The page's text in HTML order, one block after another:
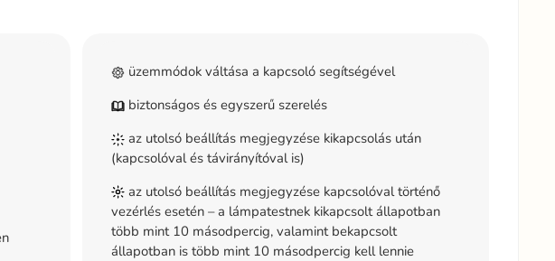
üzemmódok váltása a kapcsoló segítségével
biztonságos és egyszerű szerelés
az utolsó beállítás megjegyzése kikapcsolás után
(kapcsolóval és távirányítóval is)
az utolsó beállítás megjegyzése kapcsolóval történő
vezérlés esetén – a lámpatestnek kikapcsolt állapotban
több mint 10 másodpercig, valamint bekapcsolt
állapotban is több mint 10 másodpercig kell lennie